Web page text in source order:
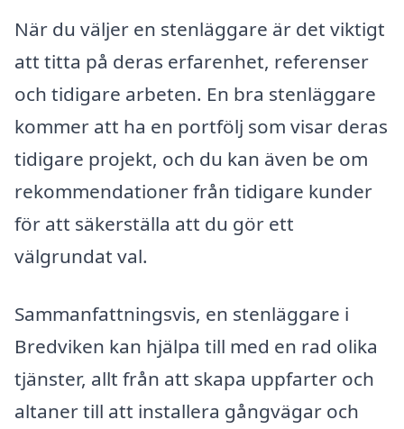
När du väljer en stenläggare är det viktigt
att titta på deras erfarenhet, referenser
och tidigare arbeten. En bra stenläggare
kommer att ha en portfölj som visar deras
tidigare projekt, och du kan även be om
rekommendationer från tidigare kunder
för att säkerställa att du gör ett
välgrundat val.
Sammanfattningsvis, en stenläggare i
Bredviken kan hjälpa till med en rad olika
tjänster, allt från att skapa uppfarter och
altaner till att installera gångvägar och